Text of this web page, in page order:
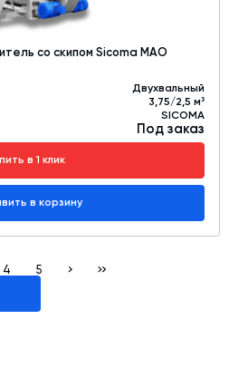
со скипом Sicoma MAO
Двухвальный
3,75/2,5 м³
SICOMA
Под заказ
в 1 клик
в корзину
4 5